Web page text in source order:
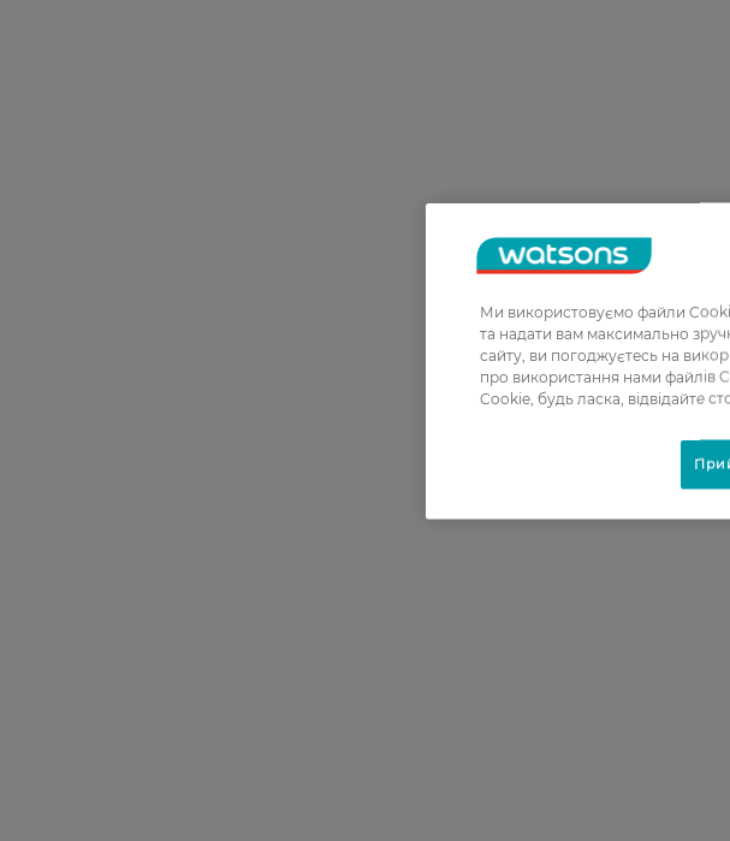
Ми використовуємо файли
та надати вам максимально
сайту, ви погоджуєтесь на
про використання нами файлів
Cookie, будь ласка, відвідайте